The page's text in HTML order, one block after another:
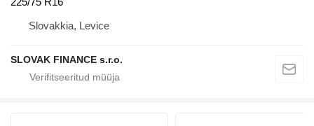
Slovakkia, Levice
SLOVAK FINANCE s.r.o.